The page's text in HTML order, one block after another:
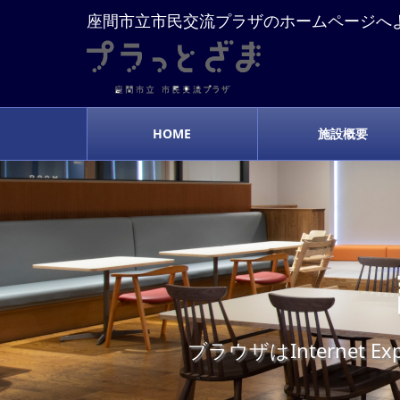
座間市立市民交流プラザのホームページへ
HOME 施設概要
ブラウザはInternet